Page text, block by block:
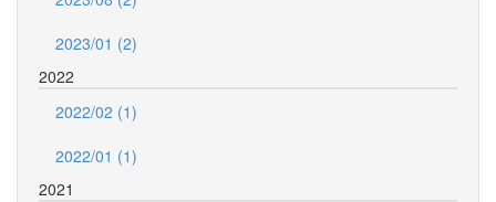
2023/01 (2)
2022
2022/02 (1)
2022/01 (1)
2021